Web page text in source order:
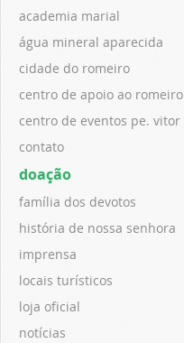
academia marial
água mineral aparecida
cidade do romeiro
centro de apoio ao romeiro
centro de eventos pe. vitor
contato
doação
família dos devotos
história de nossa senhora
imprensa
locais turísticos
loja oficial
notícias